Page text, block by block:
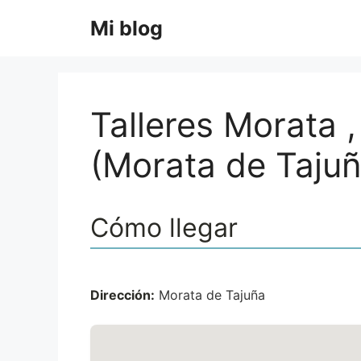
Mi blog
Talleres Morata
(Morata de
Cómo llegar
Dirección: Morata de Tajuña